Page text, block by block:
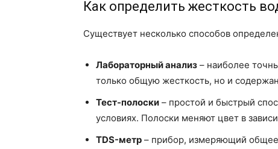
Как определить жесткость
Существует несколько способов
Лабораторный анализ – наиболее
только общую жесткость, но и
Тест-полоски – простой и быстрый
условиях. Полоски меняют цвет в
TDS-метр – прибор, измеряющий общее